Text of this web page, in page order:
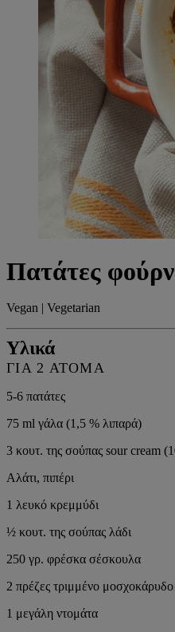
Πατάτες
Vegan | Vegetarian
Υλικά
ΓΙΑ 2 ΆΤΟΜΑ
5-6 πατάτες
75 ml γάλα (1,5 % λιπαρά)
3 κουτ. της σούπας sour cream
Αλάτι, πιπέρι
1 λευκό κρεμμύδι
½ κουτ. της σούπας λάδι
250 γρ. φρέσκα σέσκουλα
2 πρέζες τριμμένο μοσχοκάρυδο
1 μεγάλη ντομάτα